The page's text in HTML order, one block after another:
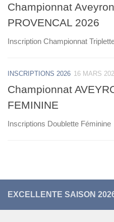
Championnat
PROVENCAL 2026
Inscription Championnat
INSCRIPTIONS 2026 16 MARS
Championnat
FEMININE
Inscriptions Doublette Féminine
EXCELLENTE SAISON